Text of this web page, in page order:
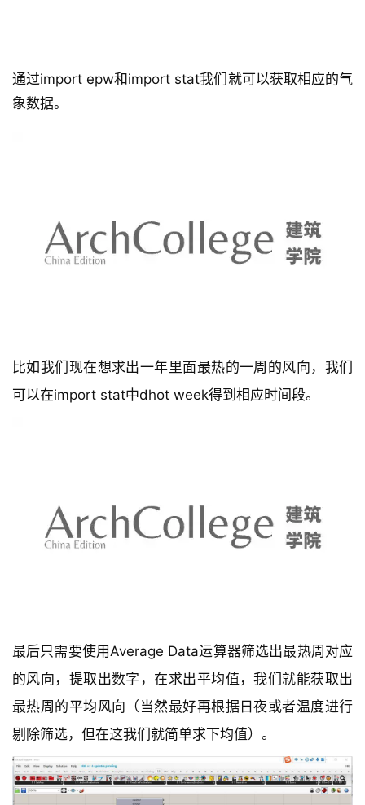
通过import epw和import stat我们就可以获取相应的气
象数据。
比如我们现在想求出一年里面最热的一周的风向，我们
可以在import stat中dhot week得到相应时间段。
最后只需要使用Average Data运算器筛选出最热周对应
的风向，提取出数字，在求出平均值，我们就能获取出
最热周的平均风向（当然最好再根据日夜或者温度进行
剔除筛选，但在这我们就简单求下均值）。